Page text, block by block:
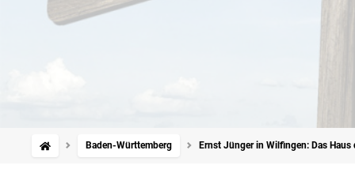
Baden-Württemberg Ernst Jünger in Wilfingen: Das Haus